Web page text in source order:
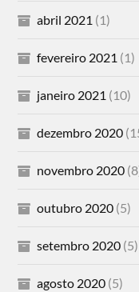
abril 2021 (1)
fevereiro 2021 (1)
janeiro 2021 (10)
dezembro 2020
novembro 2020
outubro 2020 (5)
setembro 2020 (5)
agosto 2020 (5)